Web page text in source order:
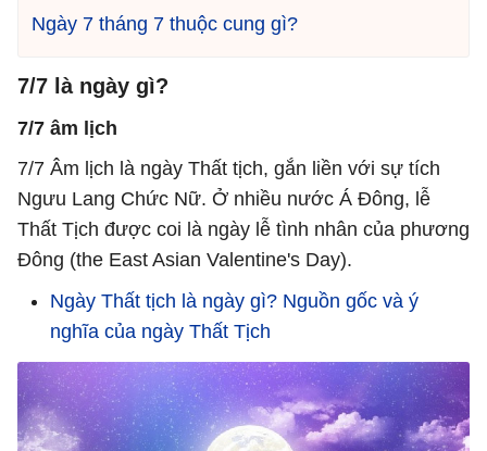
Ngày 7 tháng 7 thuộc cung gì?
7/7 là ngày gì?
7/7 âm lịch
7/7 Âm lịch là ngày Thất tịch, gắn liền với sự tích
Ngưu Lang Chức Nữ. Ở nhiều nước Á Đông, lễ
Thất Tịch được coi là ngày lễ tình nhân của phương
Đông (the East Asian Valentine's Day).
Ngày Thất tịch là ngày gì? Nguồn gốc và ý
nghĩa của ngày Thất Tịch